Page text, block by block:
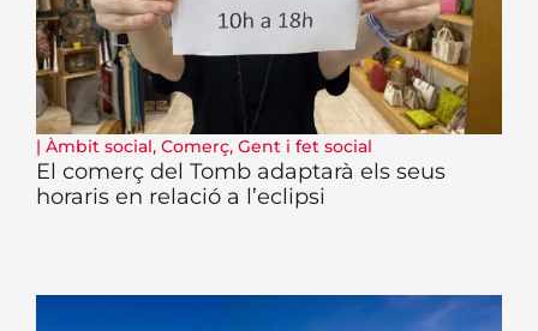
| Àmbit social, Comerç, Gent i fet social
El comerç del Tomb adaptarà els seus
horaris en relació a l’eclipsi